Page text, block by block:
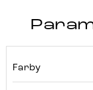
Farby